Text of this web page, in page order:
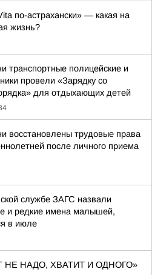
по-астрахански» — какая на
жизнь?
транспортные полицейские и
провели «Зарядку со
для отдыхающих детей
восстановлены трудовые права
после личного приема
службе ЗАГС назвали
и редкие имена малышей,
в июле
НЕ НАДО, ХВАТИТ И ОДНОГО»